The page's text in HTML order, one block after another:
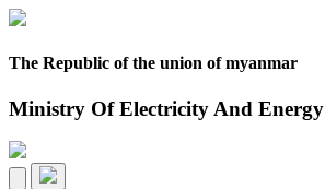
The Republic of the union of myanmar
Ministry Of Electricity And Energy